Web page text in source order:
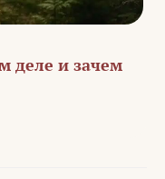
деле и зачем